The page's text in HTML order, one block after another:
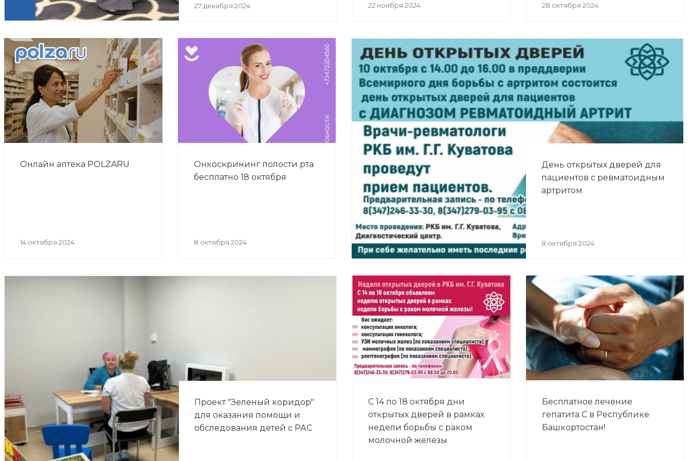
27 декабря 2024 22 ноября 2024 28 октября 2024
Онлайн аптека POLZARU
14 октября 2024
Онкоскрининг полости рта
бесплатно 18 октября
8 октября 2024
День открытых дверей для
пациентов с ревматоидным
артритом
8 октября 2024
Проект "Зеленый коридор"
для оказания помощи и
обследования детей с РАС
С 14 по 18 октября дни
открытых дверей в рамках
недели борьбы с раком
молочной железы
Бесплатное лечение
гепатита С в Республике
Башкортостан!